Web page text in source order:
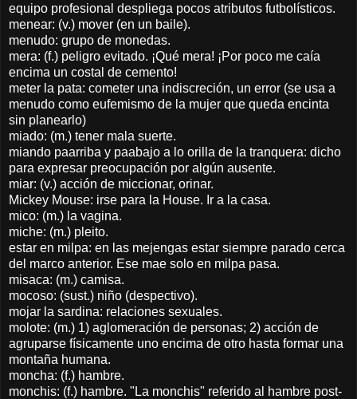
equipo profesional despliega pocos atributos futbolísticos.
menear: (v.) mover (en un baile).
menudo: grupo de monedas.
mera: (f.) peligro evitado. ¡Qué mera! ¡Por poco me caía
encima un costal de cemento!
meter la pata: cometer una indiscreción, un error (se usa a
menudo como eufemismo de la mujer que queda encinta
sin planearlo)
miado: (m.) tener mala suerte.
miando paarriba y paabajo a lo orilla de la tranquera: dicho
para expresar preocupación por algún ausente.
miar: (v.) acción de miccionar, orinar.
Mickey Mouse: irse para la House. Ir a la casa.
mico: (m.) la vagina.
miche: (m.) pleito.
estar en milpa: en las mejengas estar siempre parado cerca
del marco anterior. Ese mae solo en milpa pasa.
misaca: (m.) camisa.
mocoso: (sust.) niño (despectivo).
mojar la sardina: relaciones sexuales.
molote: (m.) 1) aglomeración de personas; 2) acción de
agruparse físicamente uno encima de otro hasta formar una
montaña humana.
moncha: (f.) hambre.
monchis: (f.) hambre. "La monchis" referido al hambre post-